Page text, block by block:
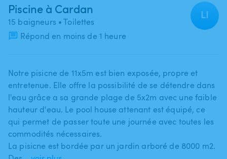
Piscine à Cardan
15 baigneurs • Toilettes
Répond en moins de 1 heure
LI
Notre pisicne de 11x5m est bien exposée​,​ propre et
entretenue. Elle offre la possibilité de se détendre dans
l'eau grâce a sa grande plage de 5x2m avec une faible
hauteur d'eau. Le pool house attenant est équipé​,​ ce
qui permet de passer toute une journée avec toutes les
commodités nécessaires.
La pisicne est bordée par un jardin arboré de 8000 m2.